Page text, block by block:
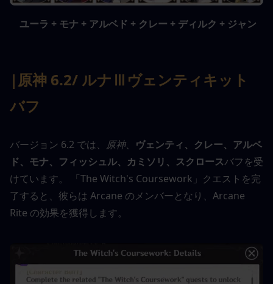
ユーラ + モナ + アルベド + クレー + ディルク + ジャン
|原神 6.2/ ルナⅢ ヴェンティ キット
バフ
バージョン 6.2 では、 原神、 ヴェンティ、クレー、アルベ
ド、モナ、フィッシュル、カミソリ、スクロースバフを受
けています。 「The Witch's Coursework」クエストを完
了すると、彼らは Arcane のメンバーとなり、Arcane
Rite の効果を獲得します。